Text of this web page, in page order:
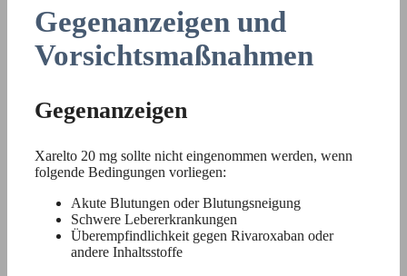
Gegenanzeigen und
Vorsichtsmaßnahmen
Gegenanzeigen
Xarelto 20 mg sollte nicht eingenommen werden, wenn
folgende Bedingungen vorliegen:
Akute Blutungen oder Blutungsneigung
Schwere Lebererkrankungen
Überempfindlichkeit gegen Rivaroxaban oder
andere Inhaltsstoffe